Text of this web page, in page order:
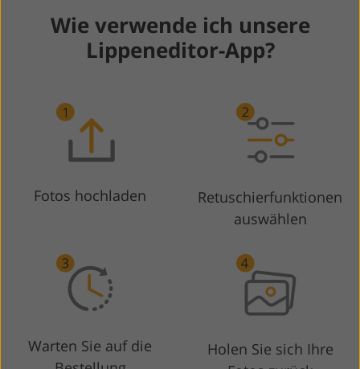
Wie verwende ich unsere
Lippeneditor-App?
Fotos hochladen
Retuschierfunktionen
auswählen
Warten Sie auf die
Holen Sie sich Ihre